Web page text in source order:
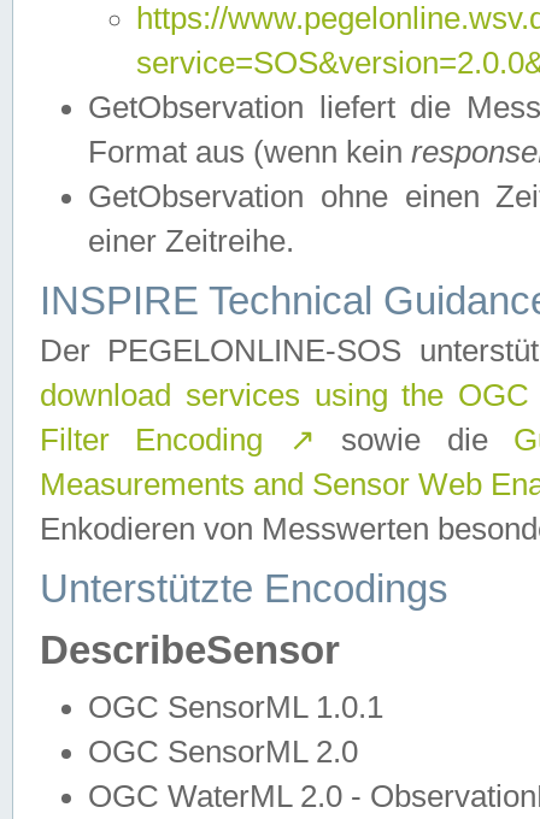
https://
GetObservation liefert die
Format aus (wenn kein
GetObservation ohne einen
einer Zeitreihe.
INSPIRE Technical
Der PEGELONLINE-SOS
download services using the
Filter Encoding
↗ sowie die
Measurements and Sensor Web
Enkodieren von Messwerten
Unterstützte Encodings
DescribeSensor
OGC SensorML 1.0.1
OGC SensorML 2.0
OGC WaterML 2.0 -